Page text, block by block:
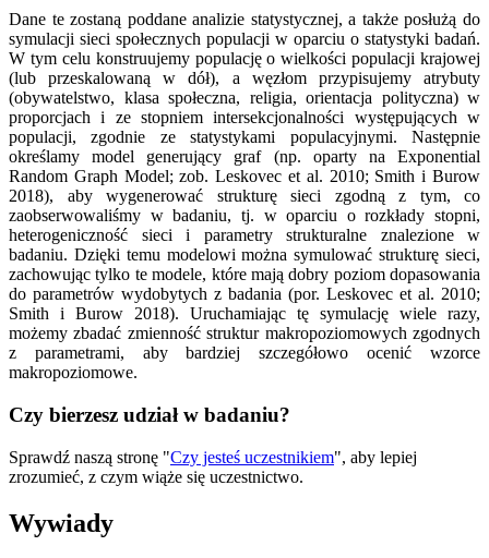
Dane te zostaną poddane analizie statystycznej, a także posłużą do
symulacji sieci społecznych populacji w oparciu o statystyki badań.
W tym celu konstruujemy populację o wielkości populacji krajowej
(lub przeskalowaną w dół), a węzłom przypisujemy atrybuty
(obywatelstwo, klasa społeczna, religia, orientacja polityczna) w
proporcjach i ze stopniem intersekcjonalności występujących w
populacji, zgodnie ze statystykami populacyjnymi. Następnie
określamy model generujący graf (np. oparty na Exponential
Random Graph Model; zob. Leskovec et al. 2010; Smith i Burow
2018), aby wygenerować strukturę sieci zgodną z tym, co
zaobserwowaliśmy w badaniu, tj. w oparciu o rozkłady stopni,
heterogeniczność sieci i parametry strukturalne znalezione w
badaniu. Dzięki temu modelowi można symulować strukturę sieci,
zachowując tylko te modele, które mają dobry poziom dopasowania
do parametrów wydobytych z badania (por. Leskovec et al. 2010;
Smith i Burow 2018). Uruchamiając tę symulację wiele razy,
możemy zbadać zmienność struktur makropoziomowych zgodnych
z parametrami, aby bardziej szczegółowo ocenić wzorce
makropoziomowe.
Czy bierzesz udział w badaniu?
Sprawdź naszą stronę "Czy jesteś uczestnikiem", aby lepiej
zrozumieć, z czym wiąże się uczestnictwo.
Wywiady